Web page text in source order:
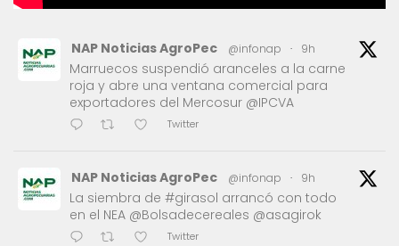
NAP Noticias AgroPec @infonap · 9h
Marruecos suspendió aranceles a la carne
roja y abre una ventana comercial para
exportadores del Mercosur @IPCVA
Twitter
NAP Noticias AgroPec @infonap · 9h
La siembra de #girasol arrancó con todo
en el NEA @Bolsadecereales @asagirok
Twitter